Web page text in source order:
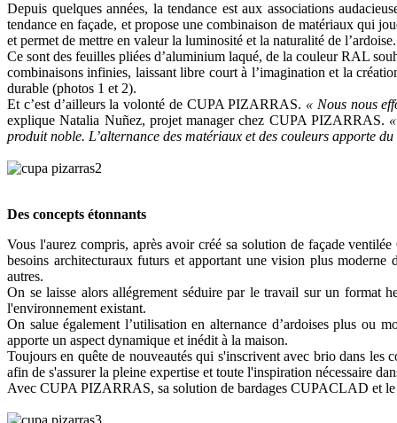
Depuis quelques années, la tendance est aux associations
tendance en façade, et propose une combinaison de matériaux qui
et permet de mettre en valeur la luminosité et la naturalité de l’ardoise.
Ce sont des feuilles pliées d’aluminium laqué, de la couleur RAL
combinaisons infinies, laissant libre court à l’imagination et la
durable (photos 1 et 2).
Et c’est d’ailleurs la volonté de CUPA PIZARRAS. « Nous nous
explique Natalia Nuñez, projet manager chez CUPA PIZARRAS.
produit noble. L’alternance des matériaux et des couleurs apporte
Des concepts étonnants
Vous l'aurez compris, après avoir créé sa solution de façade
besoins architecturaux futurs et apportant une vision plus
autres.
On se laisse alors allégrement séduire par le travail sur un format
l'environnement existant.
On salue également l’utilisation en alternance d’ardoises plus ou
apporte un aspect dynamique et inédit à la maison.
Toujours en quête de nouveautés qui s'inscrivent avec brio dans
afin de s'assurer la pleine expertise et toute l'inspiration nécessaire
Avec CUPA PIZARRAS, sa solution de bardages CUPACLAD et